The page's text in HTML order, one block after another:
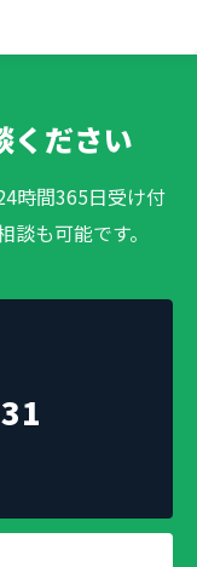
ください
時間365日受け付
も可能です。